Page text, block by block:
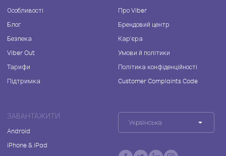
Особливості
Блог
Безпека
Viber Out
Тарифи
Підтримка
Про Viber
Брендовий центр
Кар'єра
Умови й політики
Політика конфіденційності
Customer Complaints Code
ЗАВАНТАЖИТИ
Android
iPhone & iPad
Українська